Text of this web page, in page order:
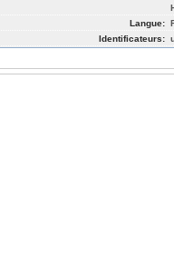
Langue:
Identificateurs: